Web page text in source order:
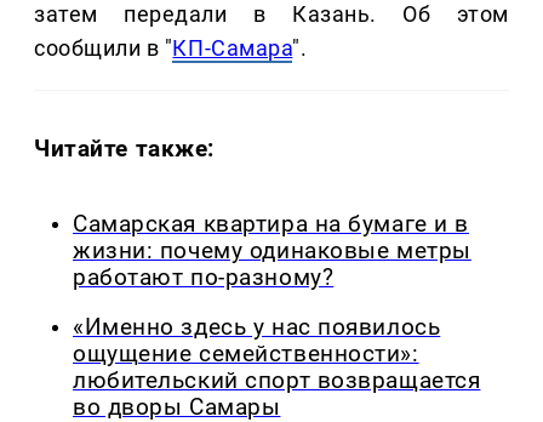
затем передали в Казань. Об этом
сообщили в "КП-Самара".
Читайте также:
Самарская квартира на бумаге и в
жизни: почему одинаковые метры
работают по-разному?
«Именно здесь у нас появилось
ощущение семейственности»:
любительский спорт возвращается
во дворы Самары